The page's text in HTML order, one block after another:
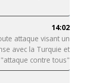
14:02
attaque visant un
avec la Turquie et
contre tous"